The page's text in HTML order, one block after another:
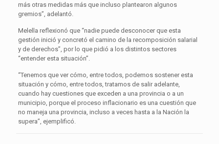
más otras medidas más que incluso plantearon algunos
gremios”, adelantó.
Melella reflexionó que “nadie puede desconocer que esta
gestión inició y concretó el camino de la recomposición salarial
y de derechos”, por lo que pidió a los distintos sectores
“entender esta situación”.
“Tenemos que ver cómo, entre todos, podemos sostener esta
situación y cómo, entre todos, tratamos de salir adelante,
cuando hay cuestiones que exceden a una provincia o a un
municipio, porque el proceso inflacionario es una cuestión que
no maneja una provincia, incluso a veces hasta a la Nación la
supera”, ejemplificó.